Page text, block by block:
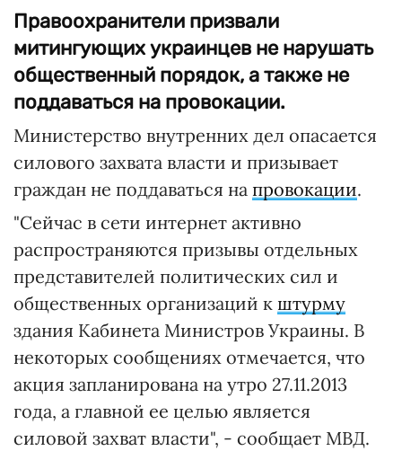
Правоохранители призвали
митингующих украинцев не нарушать
общественный порядок, а также не
поддаваться на провокации.
Министерство внутренних дел опасается
силового захвата власти и призывает
граждан не поддаваться на провокации.
"Сейчас в сети интернет активно
распространяются призывы отдельных
представителей политических сил и
общественных организаций к штурму
здания Кабинета Министров Украины. В
некоторых сообщениях отмечается, что
акция запланирована на утро 27.11.2013
года, а главной ее целью является
силовой захват власти", - сообщает МВД.